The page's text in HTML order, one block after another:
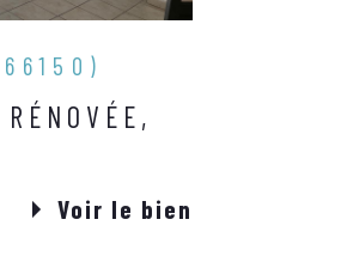
Voir le bien